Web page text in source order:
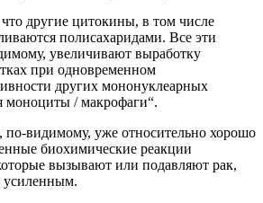
другие цитокины, в том числе
полисахаридами. Все эти
увеличивают выработку
при одновременном
других мононуклеарных
моноциты / макрофаги“.
по-видимому, уже относительно хорошо
биохимические реакции
вызывают или подавляют рак,
усиленным.